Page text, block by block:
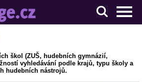
škol (ZUŠ, hudebních gymnázií,
vyhledávání podle krajů, typu školy a
hudebních nástrojů.